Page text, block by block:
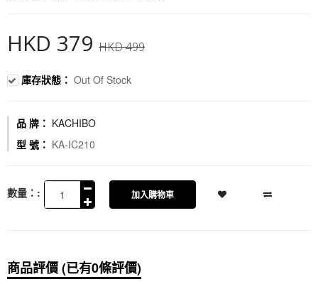
HKD 379 HKD 499
庫存狀態： Out Of Stock
品 牌： KACHIBO
型 號： KA-IC210
數量：: 加入購物車
商品評價 (已有0條評價)